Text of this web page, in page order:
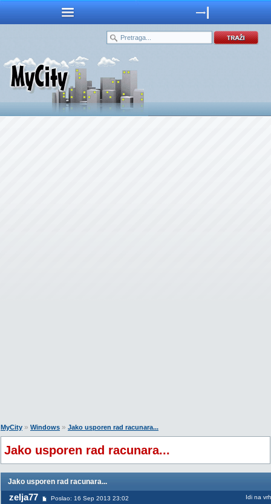
MyCity » Windows » Jako usporen rad racunara...
Jako usporen rad racunara...
Jako usporen rad racunara...
zelja77 Poslao: 16 Sep 2013 23:02 Idi na vrh